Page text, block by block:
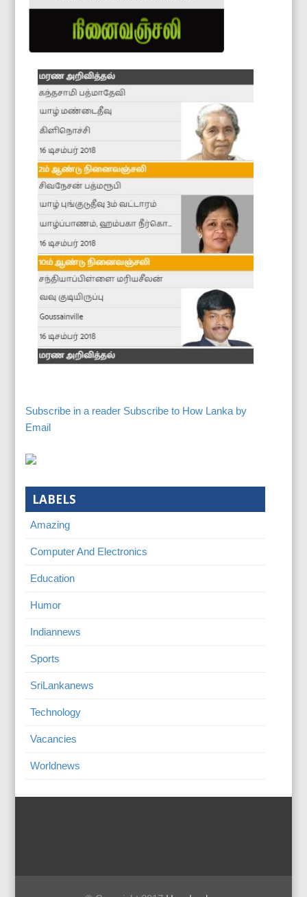
Subscribe in a reader Subscribe to How Lanka by
Email
LABELS
Amazing
Computer And Electronics
Education
Humor
Indiannews
Sports
SriLankanews
Technology
Vacancies
Worldnews